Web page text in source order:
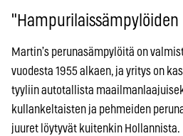
Martin’s perunasämpylöitä on
vuodesta 1955 alkaen, ja yritys on
tyyliin autotallista
kullankeltaisten ja pehmeiden
juuret löytyvät kuitenkin Hollannista.